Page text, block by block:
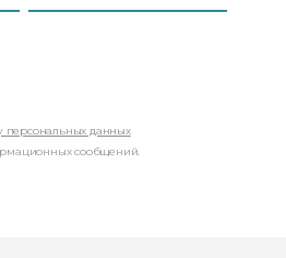
персональных данных
сообщений.